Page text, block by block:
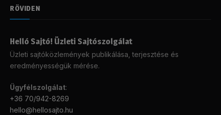
RÖVIDEN
Helló Sajtó! Üzleti Sajtószolgálat
Üzleti sajtóközlemények publikálása, terjesztése és
eredményességük mérése.
Ügyfélszolgálat:
+36 70/942-8269
hello@hellosajto.hu